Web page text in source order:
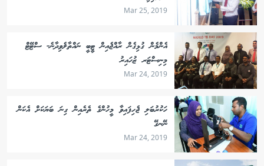
Mar 25, 2019
އެންމެން ގުޅިގެން ރާއްޖެއިން ޓީބީ ނައްތާލެވިދާނެ- ސްޓޭޓް
މިނިސްޓަރ ޒުހައިރު
Mar 24, 2019
ހަކުރުބަލި ޖެހިފައިވާ މީހުންގެ ތެރެއިން ގިނަ ބަޔަކަށް އެކަން
ނޭނގޭ
Mar 24, 2019